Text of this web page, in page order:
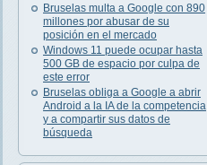
Bruselas multa a Google con 890
millones por abusar de su
posición en el mercado
Windows 11 puede ocupar hasta
500 GB de espacio por culpa de
este error
Bruselas obliga a Google a abrir
Android a la IA de la competencia
y a compartir sus datos de
búsqueda